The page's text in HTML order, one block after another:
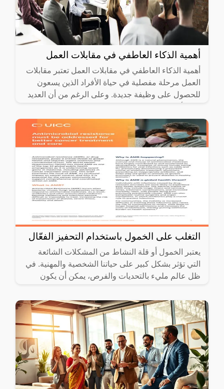
أهمية الذكاء العاطفي في مقابلات العمل
أهمية الذكاء العاطفي في مقابلات العمل تعتبر مقابلات
العمل مرحلة مفصلية في حياة الأفراد الذين يسعون
للحصول على وظيفة جديدة. وعلى الرغم من أن العديد
التغلب على الخمول باستخدام التحفيز الفعّال
يعتبر الخمول أو قلة النشاط من المشكلات الشائعة
التي تؤثر بشكل كبير على حياتنا الشخصية والمهنية. في
ظل عالم مليء بالتحديات والفرص، يمكن أن يكون